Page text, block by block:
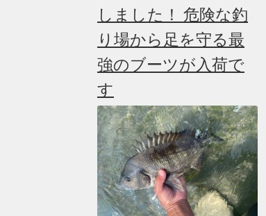
しました！ 危険な釣
り場から足を守る最
強のブーツが入荷で
す